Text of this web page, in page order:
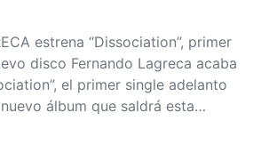
estrena “Dissociation”, primer
disco Fernando Lagreca acaba
el primer single adelanto
álbum que saldrá esta…